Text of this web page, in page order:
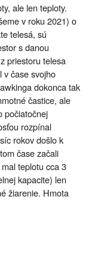
ale len teploty.
v roku 2021) o
telesá, sú
s danou
priestoru telesa
v čase svojho
dokonca tak
častice, ale
počiatočnej
rozpínal
rokov došlo k
čase začali
teplotu cca 3
kapacite) len
žiarenie. Hmota